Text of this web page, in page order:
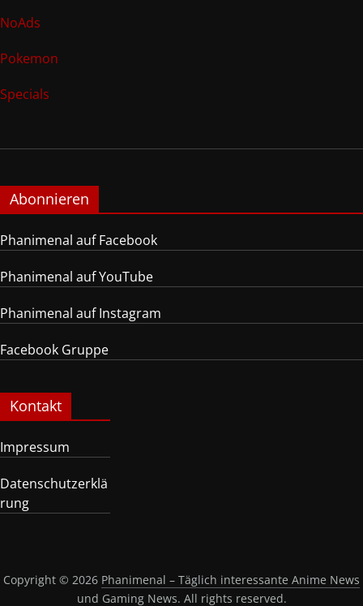
NoAds
Pokemon
Specials
Abonnieren
Phanimenal auf Facebook
Phanimenal auf YouTube
Phanimenal auf Instagram
Facebook Gruppe
Kontakt
Impressum
Datenschutzerklä
rung
Copyright © 2026 Phanimenal – Täglich interessante Anime News
und Gaming News. All rights reserved.